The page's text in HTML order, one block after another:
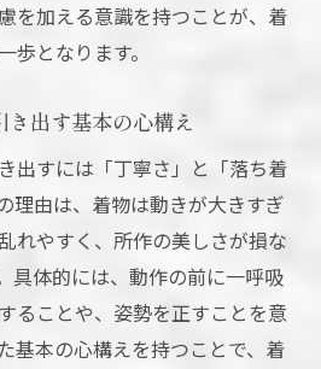
を加える意識を持つことが、着
歩となります。
出す基本の心構え
出すには「丁寧さ」と「落ち着
理由は、着物は動きが大きすぎ
れやすく、所作の美しさが損な
具体的には、動作の前に一呼吸
ることや、姿勢を正すことを意
基本の心構えを持つことで、着